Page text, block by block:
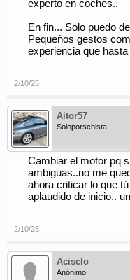
experto en coches..
En fin... Solo puedo
Pequeños gestos
experiencia que
2/10/25
Aitor57
Soloporschista
Cambiar el motor pq
ambiguas..no me
ahora criticar lo que
aplaudido de inicio..
2/10/25
Acisclo
Anónimo